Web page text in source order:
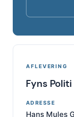
AFLEVERING
Fyns Politi
ADRESSE
Hans Mules